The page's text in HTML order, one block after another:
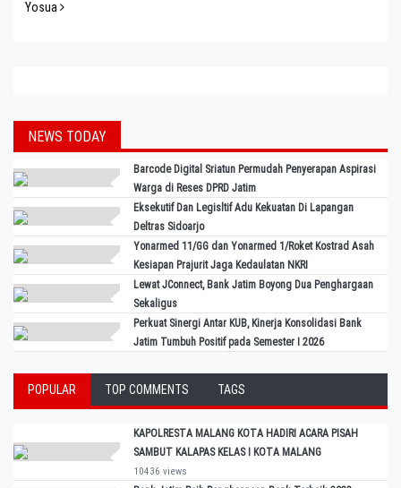
Yosua
NEWS TODAY
Barcode Digital Sriatun Permudah Penyerapan Aspirasi
Warga di Reses DPRD Jatim
Eksekutif Dan Legisltif Adu Kekuatan Di Lapangan
Deltras Sidoarjo
Yonarmed 11/GG dan Yonarmed 1/Roket Kostrad Asah
Kesiapan Prajurit Jaga Kedaulatan NKRI
Lewat JConnect, Bank Jatim Boyong Dua Penghargaan
Sekaligus
Perkuat Sinergi Antar KUB, Kinerja Konsolidasi Bank
Jatim Tumbuh Positif pada Semester I 2026
POPULAR TOP COMMENTS TAGS
KAPOLRESTA MALANG KOTA HADIRI ACARA PISAH
SAMBUT KALAPAS KELAS I KOTA MALANG
10436 views